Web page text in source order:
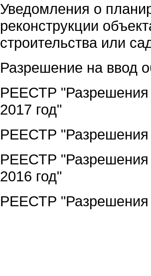
Уведомления о
реконструкции
строительства или
Разрешение на ввод
РЕЕСТР "Разрешения
2017 год"
РЕЕСТР "Разрешения
РЕЕСТР "Разрешения
2016 год"
РЕЕСТР "Разрешения